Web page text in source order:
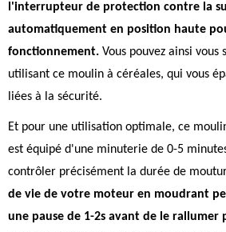
l'interrupteur de protection contre la
automatiquement en position haute
fonctionnement. Vous pouvez ainsi vous
utilisant ce moulin à céréales, qui vous
liées à la sécurité.
Et pour une utilisation optimale, ce
est équipé d'une minuterie de 0-5
contrôler précisément la durée de
de vie de votre moteur en moudrant
une pause de 1-2s avant de le rallumer